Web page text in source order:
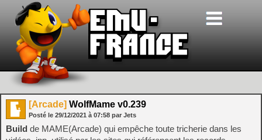
[Arcade] WolfMame v0.239
Posté le 29/12/2021 à 07:58 par Jets
Build de MAME(Arcade) qui empêche toute tricherie dans les